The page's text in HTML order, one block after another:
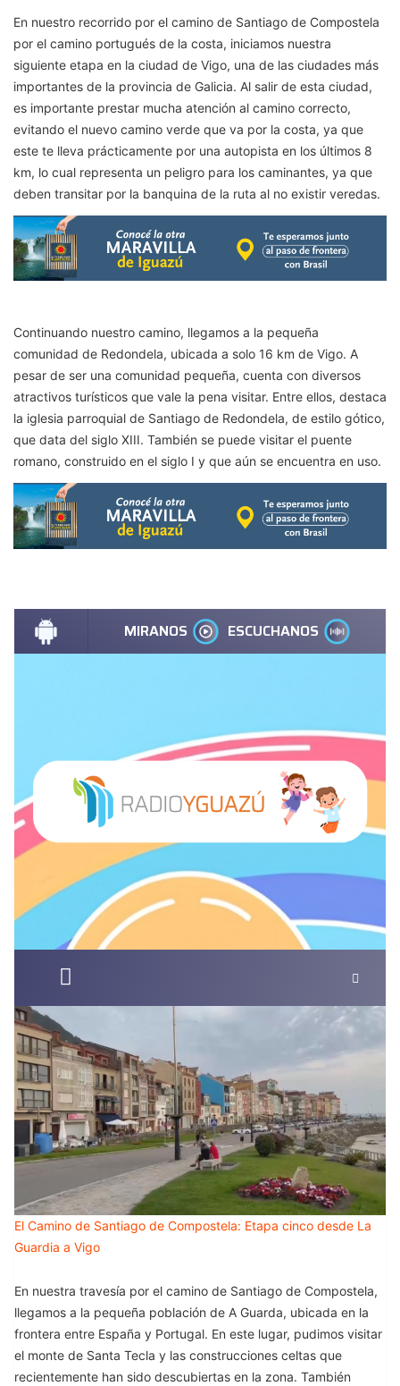
En nuestro recorrido por el camino de Santiago de Compostela
por el camino portugués de la costa, iniciamos nuestra
siguiente etapa en la ciudad de Vigo, una de las ciudades más
importantes de la provincia de Galicia. Al salir de esta ciudad,
es importante prestar mucha atención al camino correcto,
evitando el nuevo camino verde que va por la costa, ya que
este te lleva prácticamente por una autopista en los últimos 8
km, lo cual representa un peligro para los caminantes, ya que
deben transitar por la banquina de la ruta al no existir veredas.
Continuando nuestro camino, llegamos a la pequeña
comunidad de Redondela, ubicada a solo 16 km de Vigo. A
pesar de ser una comunidad pequeña, cuenta con diversos
atractivos turísticos que vale la pena visitar. Entre ellos, destaca
la iglesia parroquial de Santiago de Redondela, de estilo gótico,
que data del siglo XIII. También se puede visitar el puente
romano, construido en el siglo I y que aún se encuentra en uso.